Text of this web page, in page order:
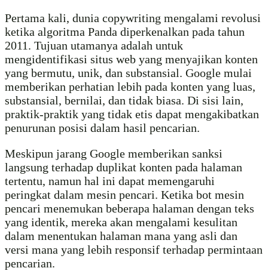
Pertama kali, dunia copywriting mengalami revolusi
ketika algoritma Panda diperkenalkan pada tahun
2011. Tujuan utamanya adalah untuk
mengidentifikasi situs web yang menyajikan konten
yang bermutu, unik, dan substansial. Google mulai
memberikan perhatian lebih pada konten yang luas,
substansial, bernilai, dan tidak biasa. Di sisi lain,
praktik-praktik yang tidak etis dapat mengakibatkan
penurunan posisi dalam hasil pencarian.
Meskipun jarang Google memberikan sanksi
langsung terhadap duplikat konten pada halaman
tertentu, namun hal ini dapat memengaruhi
peringkat dalam mesin pencari. Ketika bot mesin
pencari menemukan beberapa halaman dengan teks
yang identik, mereka akan mengalami kesulitan
dalam menentukan halaman mana yang asli dan
versi mana yang lebih responsif terhadap permintaan
pencarian.